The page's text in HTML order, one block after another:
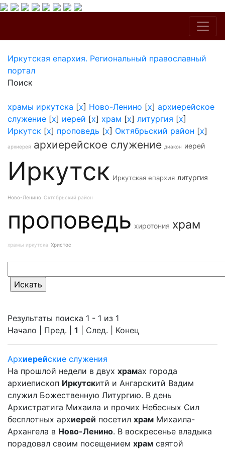
Иркутская епархия. Региональный православный
портал
Поиск
храмы иркутска [x] Ново-Ленино [x] архиерейское
служение [x] иерей [x] храм [x] литургия [x]
Иркутск [x] проповедь [x] Октябрьский район [x]
архиерей архиерейское служение диакон иерей
Иркутск Иркутская епархия литургия
Ново-Ленино Октябрьский район
проповедь хиротония храм
храмы иркутска Христос
Результаты поиска 1 - 1 из 1
Начало | Пред. | 1 | След. | Конец
Архиерейские служения
На прошлой недели в двух храмах города
архиепископ Иркутскитй и Ангарскитй Вадим
служил Божественную Литургию. В день
Архистратига Михаила и прочих Небесных Сил
бесплотных архиерей посетил храм Михаила-
Архангела в Ново-Ленино. В воскресенье владыка
порадовал своим посещением храм святой